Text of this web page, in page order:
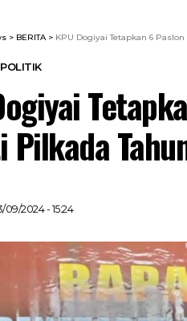
> BERITA> KPU Dogiyai Tetapkan 6
POLITIK
Pilkada
2024 - 15:24